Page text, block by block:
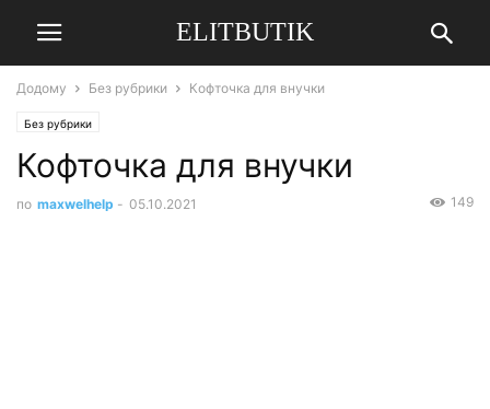
ELITBUTIK
Додому Без рубрики Кофточка для внучки
Без рубрики
Кофточка для внучки
по maxwelhelp - 05.10.2021 149